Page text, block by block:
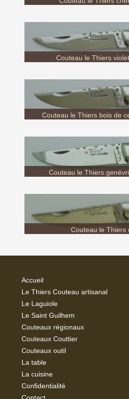
Couteau le Thiers
Couteau le Thiers bois de
Couteau le Thiers
Couteau le Thiers
Accueil
Le Thiers Couteau artisanal
Le Laguiole
Le Saint Guilhem
Couteaux régionaux
Couteaux Couttier
Couteaux outil
La table
La cuisine
Confidentialité